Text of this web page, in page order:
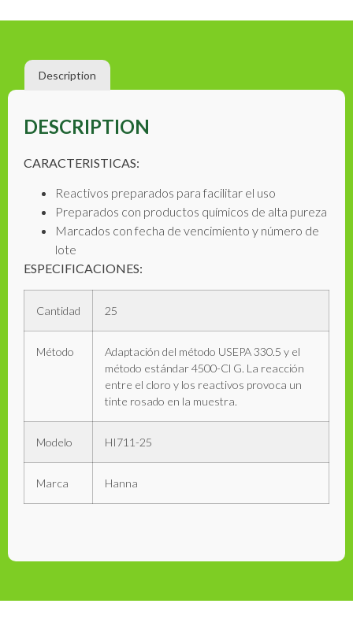
Description
DESCRIPTION
CARACTERISTICAS:
Reactivos preparados para facilitar el uso
Preparados con productos químicos de alta pureza
Marcados con fecha de vencimiento y número de
lote
ESPECIFICACIONES:
Cantidad 25
Método
Adaptación del método USEPA 330.5 y el
método estándar 4500-Cl G. La reacción
entre el cloro y los reactivos provoca un
tinte rosado en la muestra.
Modelo HI711-25
Marca Hanna